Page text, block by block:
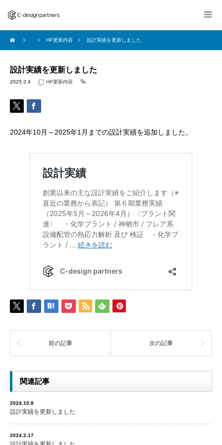
HP更新内容 設計実績を更新しました
設計実績を更新しました
2025.2.4 HP更新内容
2024年10月～2025年1月までの設計実績を追加しました。
前の記事 次の記事
関連記事
2024.10.8
設計実績を更新しました
2024.2.17